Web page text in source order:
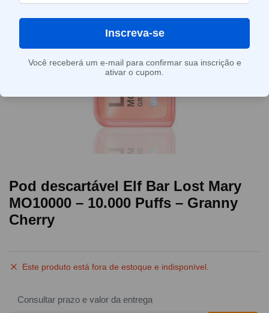
Pod descartável Elf Bar Lost Mary
MO10000 – 10.000 Puffs – Granny
Cherry
Este produto está fora de estoque e indisponível.
Consultar prazo e valor da entrega
Inscreva-se
Você receberá um e-mail para confirmar sua inscrição e
ativar o cupom.